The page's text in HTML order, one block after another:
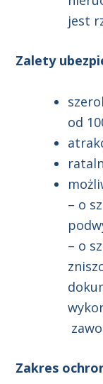
jest
Zalety
od
– o
– o
Zakres